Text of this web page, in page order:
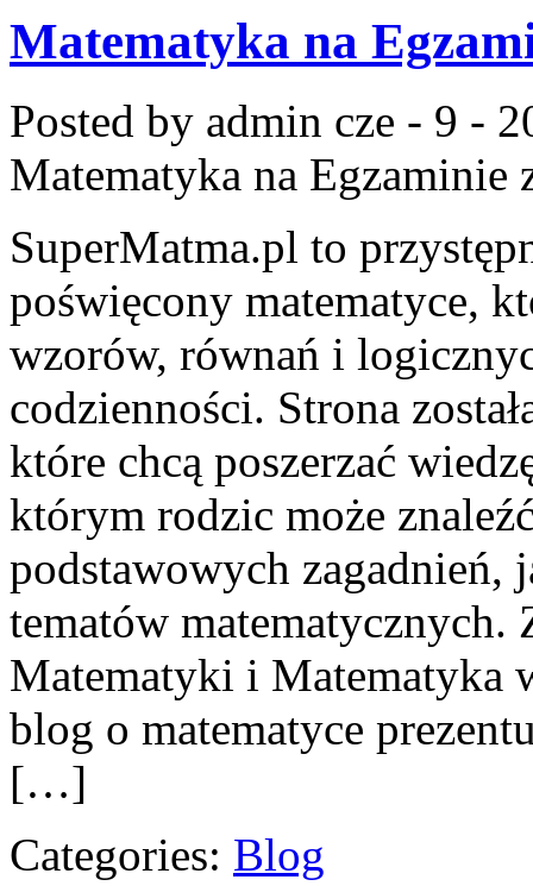
Matematyka na
Posted by admin cze - 9 -
Matematyka na Egzaminie
SuperMatma.pl to
poświęcony matematyce,
wzorów, równań i
codzienności. Strona
które chcą poszerzać
którym rodzic może
podstawowych zagadnień,
tematów matematycznych.
Matematyki i Matematyka
blog o matematyce
[…]
Categories: Blog